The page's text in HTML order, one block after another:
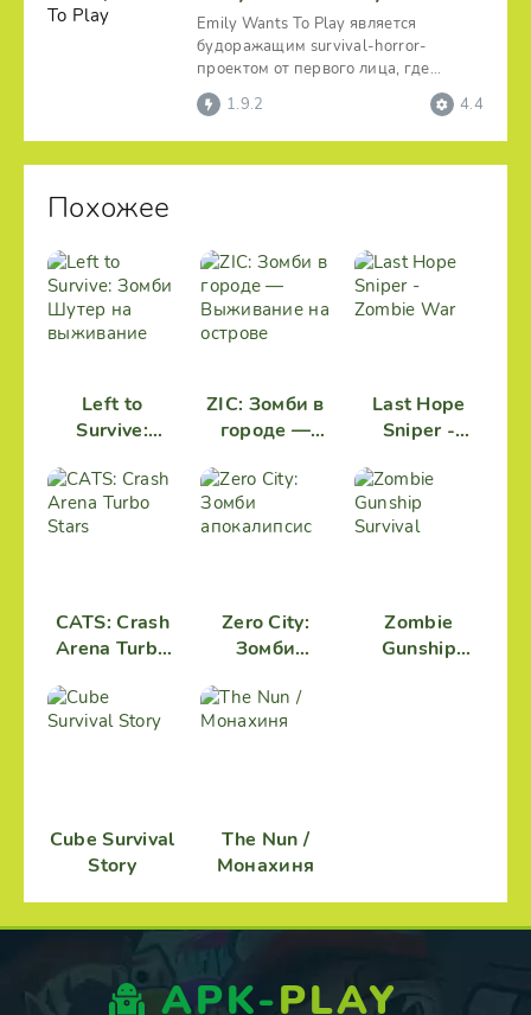
Emily Wants To Play является
будоражащим survival-horror-
проектом от первого лица, где
разносчику пиццы достается роль
1.9.2 4.4
Похожее
Left to
Survive:
на
выживание
ZIC: Зомби в
городе —
на острове
Last Hope
Sniper -
CATS: Crash
Arena Turbo
Zero City:
Зомби
Zombie
Gunship
Cube Survival
Story
The Nun /
Монахиня
APK-PLAY